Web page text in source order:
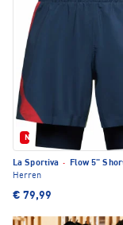
Neu
La Sportiva ·
Flow 5"
Herren
€ 79,99